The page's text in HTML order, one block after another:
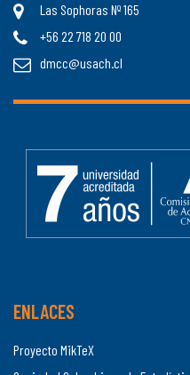
Las Sophoras Nº 165
+56 22 718 20 00
dmcc@usach.cl
ENLACES
Proyecto MikTeX